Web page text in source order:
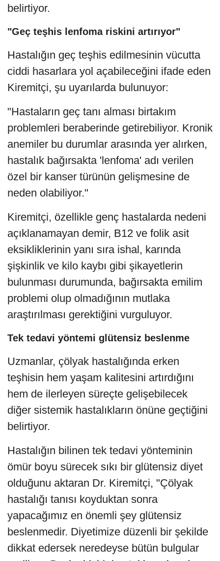
belirtiyor.
"Geç teşhis lenfoma riskini artırıyor"
Hastalığın geç teşhis edilmesinin vücutta
ciddi hasarlara yol açabileceğini ifade eden
Kiremitçi, şu uyarılarda bulunuyor:
"Hastaların geç tanı alması birtakım
problemleri beraberinde getirebiliyor. Kronik
anemiler bu durumlar arasında yer alırken,
hastalık bağırsakta 'lenfoma' adı verilen
özel bir kanser türünün gelişmesine de
neden olabiliyor."
Kiremitçi, özellikle genç hastalarda nedeni
açıklanamayan demir, B12 ve folik asit
eksikliklerinin yanı sıra ishal, karında
şişkinlik ve kilo kaybı gibi şikayetlerin
bulunması durumunda, bağırsakta emilim
problemi olup olmadığının mutlaka
araştırılması gerektiğini vurguluyor.
Tek tedavi yöntemi glütensiz beslenme
Uzmanlar, çölyak hastalığında erken
teşhisin hem yaşam kalitesini artırdığını
hem de ilerleyen süreçte gelişebilecek
diğer sistemik hastalıkların önüne geçtiğini
belirtiyor.
Hastalığın bilinen tek tedavi yönteminin
ömür boyu sürecek sıkı bir glütensiz diyet
olduğunu aktaran Dr. Kiremitçi, "Çölyak
hastalığı tanısı koyduktan sonra
yapacağımız en önemli şey glütensiz
beslenmedir. Diyetimize düzenli bir şekilde
dikkat edersek neredeyse bütün bulgular